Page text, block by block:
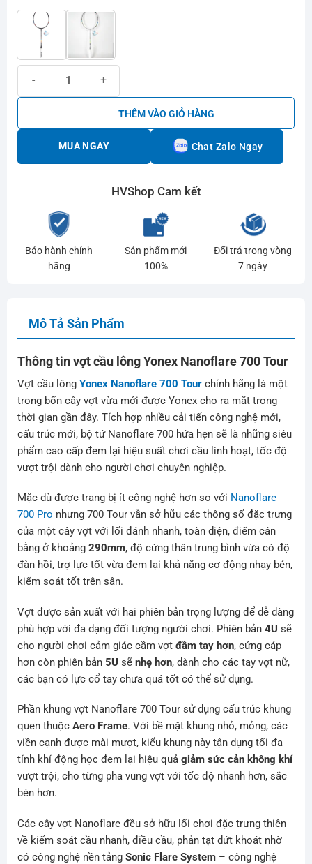
THÊM VÀO GIỎ HÀNG
MUA NGAY Chat Zalo Ngay
HVShop Cam kết
Bảo hành chính
hãng
Sản phẩm mới
100%
Đổi trả trong vòng
7 ngày
Mô Tả Sản Phẩm
Thông tin vợt cầu lông Yonex Nanoflare 700 Tour
Vợt cầu lông Yonex Nanoflare 700 Tourchính hãng là một
trong bốn cây vợt vừa mới được Yonex cho ra mắt trong
thời gian gần đây. Tích hợp nhiều cải tiến công nghệ mới,
cấu trúc mới, bộ tứ Nanoflare 700 hứa hẹn sẽ là những siêu
phẩm cao cấp đem lại hiệu suất chơi cầu linh hoạt, tốc độ
vượt trội dành cho người chơi chuyên nghiệp.
Mặc dù được trang bị ít công nghệ hơn so với Nanoflare
700 Pro nhưng 700 Tour vẫn sở hữu các thông số đặc trưng
của một cây vợt với lối đánh nhanh, toàn diện, điểm cân
bằng ở khoảng 290mm, độ cứng thân trung bình vừa có độ
đàn hồi, trợ lực tốt vừa đem lại khả năng cơ động nhạy bén,
kiểm soát tốt trên sân.
Vợt được sản xuất với hai phiên bản trọng lượng để dễ dàng
phù hợp với đa dạng đối tượng người chơi. Phiên bản 4U sẽ
cho người chơi cảm giác cầm vợt đầm tay hơn, cứng cáp
hơn còn phiên bản 5U sẽ nhẹ hơn, dành cho các tay vợt nữ,
các bạn có lực cổ tay chưa quá tốt có thể sử dụng.
Phần khung vợt Nanoflare 700 Tour sử dụng cấu trúc khung
quen thuộc Aero Frame. Với bề mặt khung nhỏ, mỏng, các
viền cạnh được mài mượt, kiểu khung này tận dụng tối đa
tính khí động học đem lại hiệu quả giảm sức cản không khí
vượt trội, cho từng pha vung vợt với tốc độ nhanh hơn, sắc
bén hơn.
Các cây vợt Nanoflare đều sở hữu lối chơi đặc trưng thiên
về kiểm soát cầu nhanh, điều cầu, phản tạt dứt khoát nhờ
có công nghệ nền tảng Sonic Flare System– công nghệ